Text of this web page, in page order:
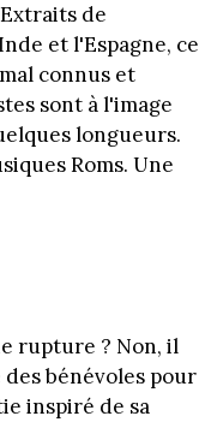
de
et l'Espagne, ce
connus et
sont à l'image
longueurs.
Roms. Une
rupture ? Non, il
bénévoles pour
inspiré de sa